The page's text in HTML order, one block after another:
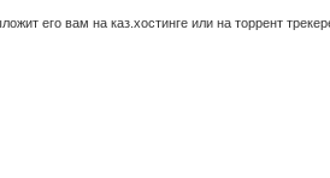
его вам на каз.хостинге или на торрент